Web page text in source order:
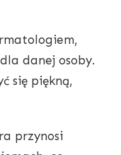
danej osoby.
się piękną,
przynosi